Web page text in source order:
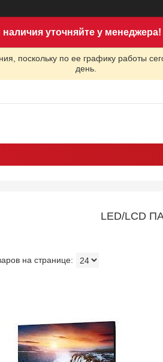
уточняйте у менеджера!
поскольку по ее графику работы
день.
LED/LCD